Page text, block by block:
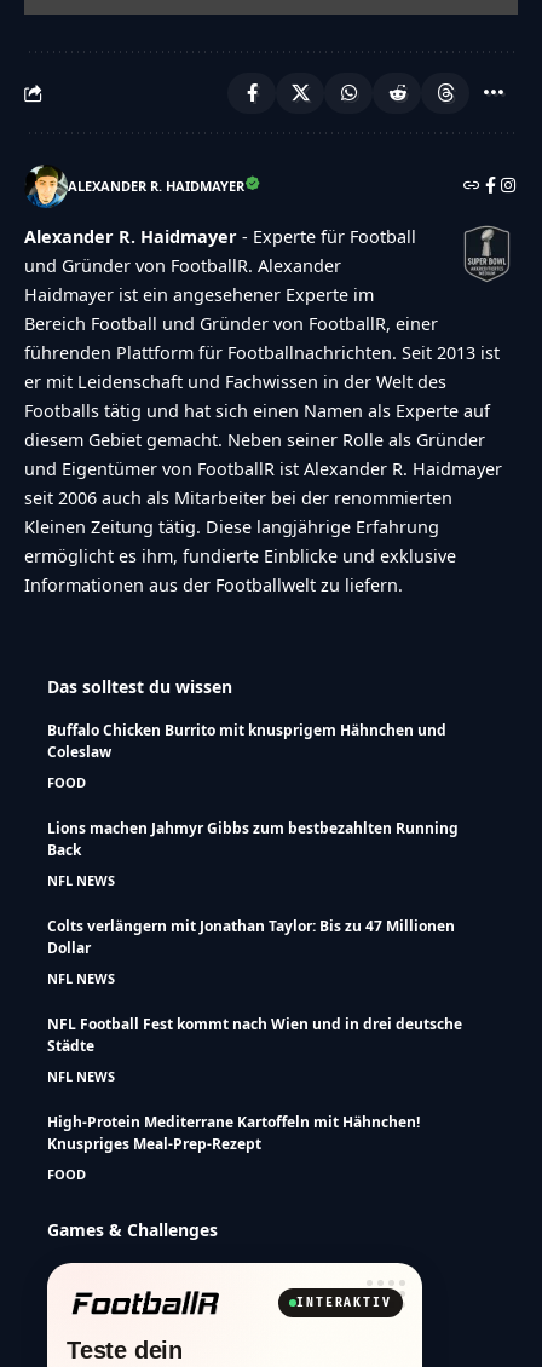
ALEXANDER R. HAIDMAYER
Alexander R. Haidmayer - Experte für Football
und Gründer von FootballR. Alexander
Haidmayer ist ein angesehener Experte im
Bereich Football und Gründer von FootballR, einer
führenden Plattform für Footballnachrichten. Seit 2013 ist
er mit Leidenschaft und Fachwissen in der Welt des
Footballs tätig und hat sich einen Namen als Experte auf
diesem Gebiet gemacht. Neben seiner Rolle als Gründer
und Eigentümer von FootballR ist Alexander R. Haidmayer
seit 2006 auch als Mitarbeiter bei der renommierten
Kleinen Zeitung tätig. Diese langjährige Erfahrung
ermöglicht es ihm, fundierte Einblicke und exklusive
Informationen aus der Footballwelt zu liefern.
Das solltest du wissen
Buffalo Chicken Burrito mit knusprigem Hähnchen und
Coleslaw
FOOD
Lions machen Jahmyr Gibbs zum bestbezahlten Running
Back
NFL NEWS
Colts verlängern mit Jonathan Taylor: Bis zu 47 Millionen
Dollar
NFL NEWS
NFL Football Fest kommt nach Wien und in drei deutsche
Städte
NFL NEWS
High-Protein Mediterrane Kartoffeln mit Hähnchen!
Knuspriges Meal-Prep-Rezept
FOOD
Games & Challenges
INTERAKTIV
Teste dein